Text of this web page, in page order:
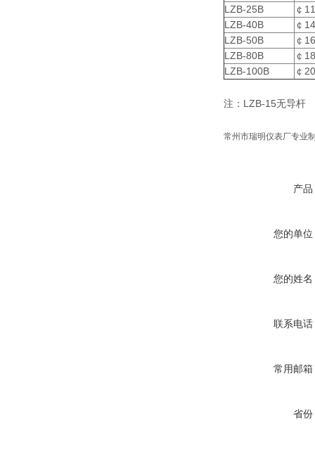
LZB-25B
￠
LZB-40B
￠
LZB-50B
￠
LZB-80B
￠
LZB-100B
￠
注：LZB-15无导杆
常州市瑞明仪表厂专业
产品
您的单位
您的姓名
联系电话
常用邮箱
省份